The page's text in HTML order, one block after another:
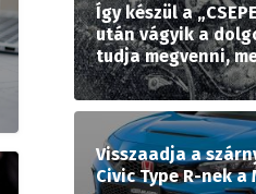
Így készül a
után vágyik a
tudja megvenni,
Visszaadja a
Civic Type R-nek a